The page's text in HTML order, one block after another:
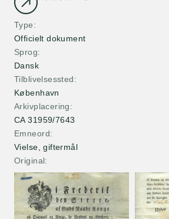
Type
Officielt dokument
Sprog
Dansk
Tilblivelsessted
København
Arkivplacering
CA 31959/7643
Emneord
Vielse, giftermål
Original